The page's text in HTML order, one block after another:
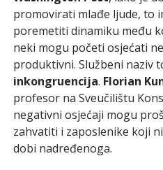
promovirati mlađe ljude, to
poremetiti dinamiku među
neki mogu početi osjećati
produktivni. Službeni naziv
inkongruencija. Florian
profesor na Sveučilištu
negativni osjećaji mogu
zahvatiti i zaposlenike koji
dobi nadređenoga.